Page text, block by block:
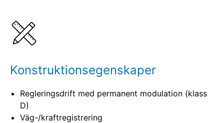
Konstruktionsegenskaper
Regleringsdrift med permanent modulation (klass
D)
Väg-/kraftregistrering